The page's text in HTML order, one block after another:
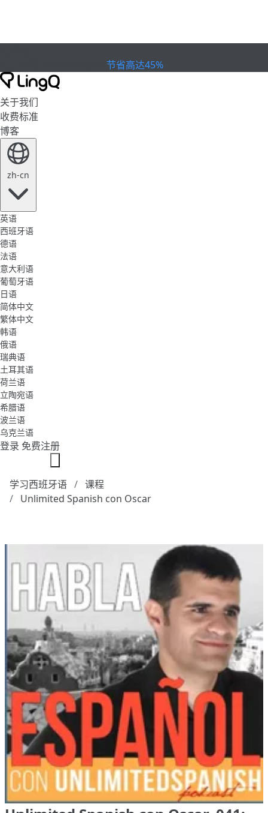
节省高达45%
关于我们
收费标准
博客
zh-cn
英语
西班牙语
德语
法语
意大利语
葡萄牙语
日语
简体中文
繁体中文
韩语
俄语
瑞典语
土耳其语
荷兰语
立陶宛语
希腊语
波兰语
乌克兰语
登录 免费注册
学习西班牙语
课程
Unlimited Spanish con Oscar